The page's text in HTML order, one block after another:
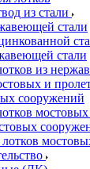
из стали
стали
стали
из
и
сооружений